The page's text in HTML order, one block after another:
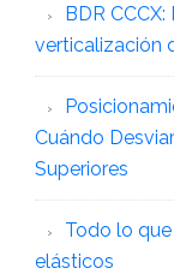
BDR
verticalización
Cuándo
Superiores
Todo lo
elásticos